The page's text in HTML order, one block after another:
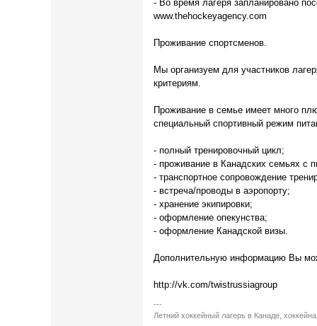
- Во время лагеря запланировано
www.thehockeyagency.com
Проживание спортсменов.
Мы организуем для участников
критериям.
Проживание в семье имеет много
специальный спортивный режим
- полный тренировочный цикл;
- проживание в Канадских семьях с
- транспортное сопровождение
- встреча/проводы в аэропорту;
- хранение экипировки;
- оформление опекунства;
- оформление Канадской визы.
Дополнительную информацию Вы
http://vk.com/twistrussiagroup
---
Летний хоккейный лагерь в Канаде,